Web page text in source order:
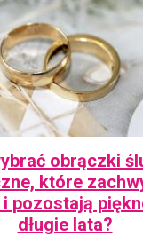
obrączki
które
pozostają
długie lata?